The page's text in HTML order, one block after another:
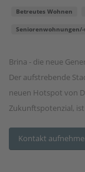
Betreutes Wohnen
Brina - die neue
Der aufstrebende
neuen Hotspot von
Zukunftspotenzial,
Kontakt